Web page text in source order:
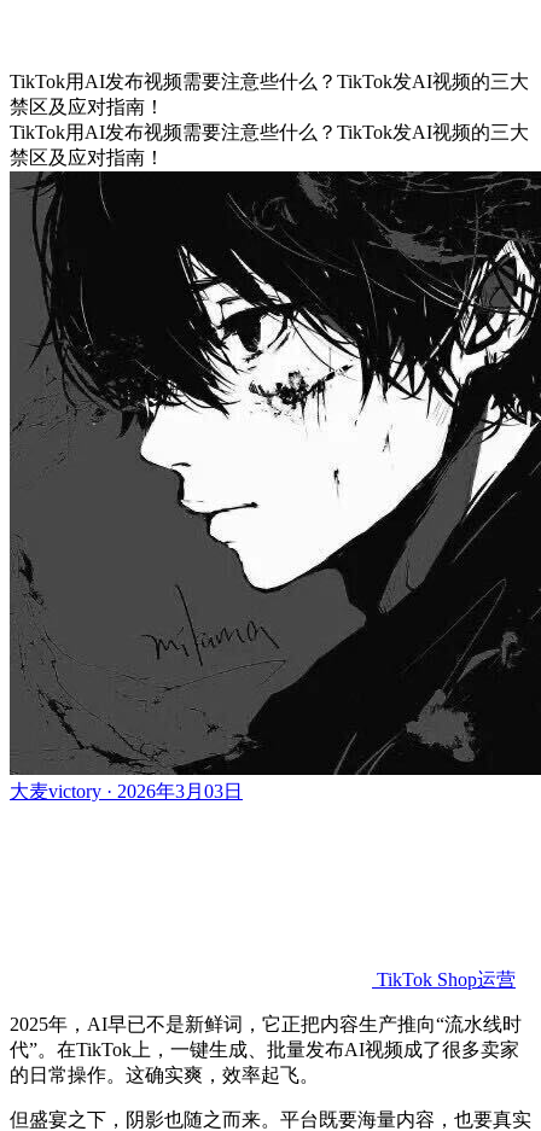
TikTok用AI发布视频需要注意些什么？TikTok发AI视频的三大
禁区及应对指南！
TikTok用AI发布视频需要注意些什么？TikTok发AI视频的三大
禁区及应对指南！
大麦victory · 2026年3月03日
TikTok Shop运营
2025年，AI早已不是新鲜词，它正把内容生产推向“流水线时
代”。在TikTok上，一键生成、批量发布AI视频成了很多卖家
的日常操作。这确实爽，效率起飞。
但盛宴之下，阴影也随之而来。平台既要海量内容，也要真实